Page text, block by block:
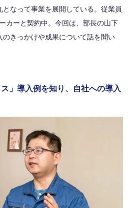
なって事業を展開している。従業員
カーと契約中。今回は、部長の⼭下
のきっかけや成果について話を聞い
」導入例を知り、自社への導入